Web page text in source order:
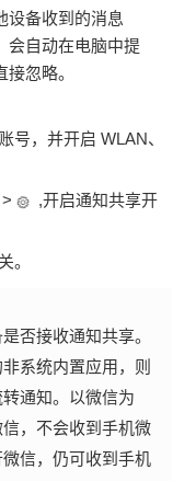
设备收到的消息
会自动在电脑中提
忽略。
号，并开启 WLAN、
,开启通知共享开
。
否接收通知共享。
系统内置应用，则
通知。以微信为
，不会收到手机微
信，仍可收到手机